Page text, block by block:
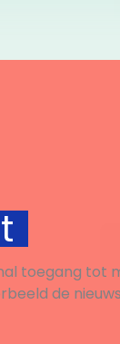
toegang tot
de